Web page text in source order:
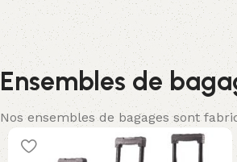
Ensembles de
Nos ensembles de bagages sont